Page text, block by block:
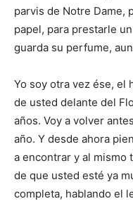
parvis de Notre Dame,
papel, para prestarle
guarda su perfume,
Yo soy otra vez ése, el
de usted delante del
años. Voy a volver
año. Y desde ahora
a encontrar y al mismo
de que usted esté ya
completa, hablando el